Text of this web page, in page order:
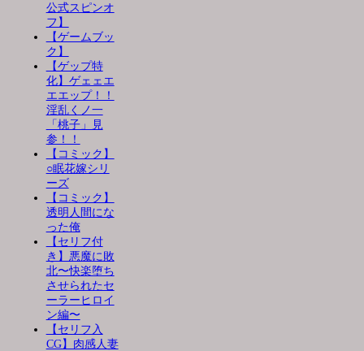
公式スピンオ
フ】
【ゲームブッ
ク】
【ゲップ特
化】ゲェェエ
エエップ！！
淫乱くノ一
「桃子」見
参！！
【コミック】
○眠花嫁シリ
ーズ
【コミック】
透明人間にな
った俺
【セリフ付
き】悪魔に敗
北〜快楽堕ち
させられたセ
ーラーヒロイ
ン編〜
【セリフ入
CG】肉感人妻